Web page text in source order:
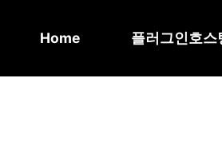
Home 플러그인호스